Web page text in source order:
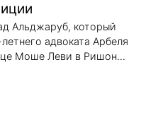
Альджаруб, который
адвоката Арбеля
Моше Леви в Ришон...